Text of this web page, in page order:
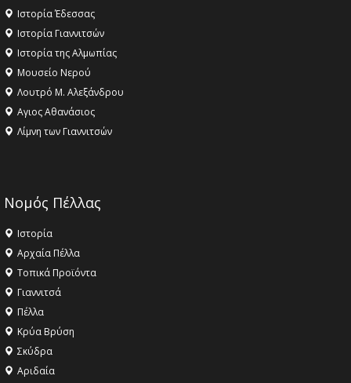
Ιστορία Έδεσσας
Ιστορία Γιαννιτσών
Ιστορία της Αλμωπίας
Μουσείο Νερού
Λουτρό Μ. Αλεξάνδρου
Αγιος Αθανάσιος
Λίμνη των Γιαννιτσών
Νομός Πέλλας
Ιστορία
Αρχαία Πέλλα
Τοπικά Προϊόντα
Γιαννιτσά
Πέλλα
Κρύα Βρύση
Σκύδρα
Αριδαία